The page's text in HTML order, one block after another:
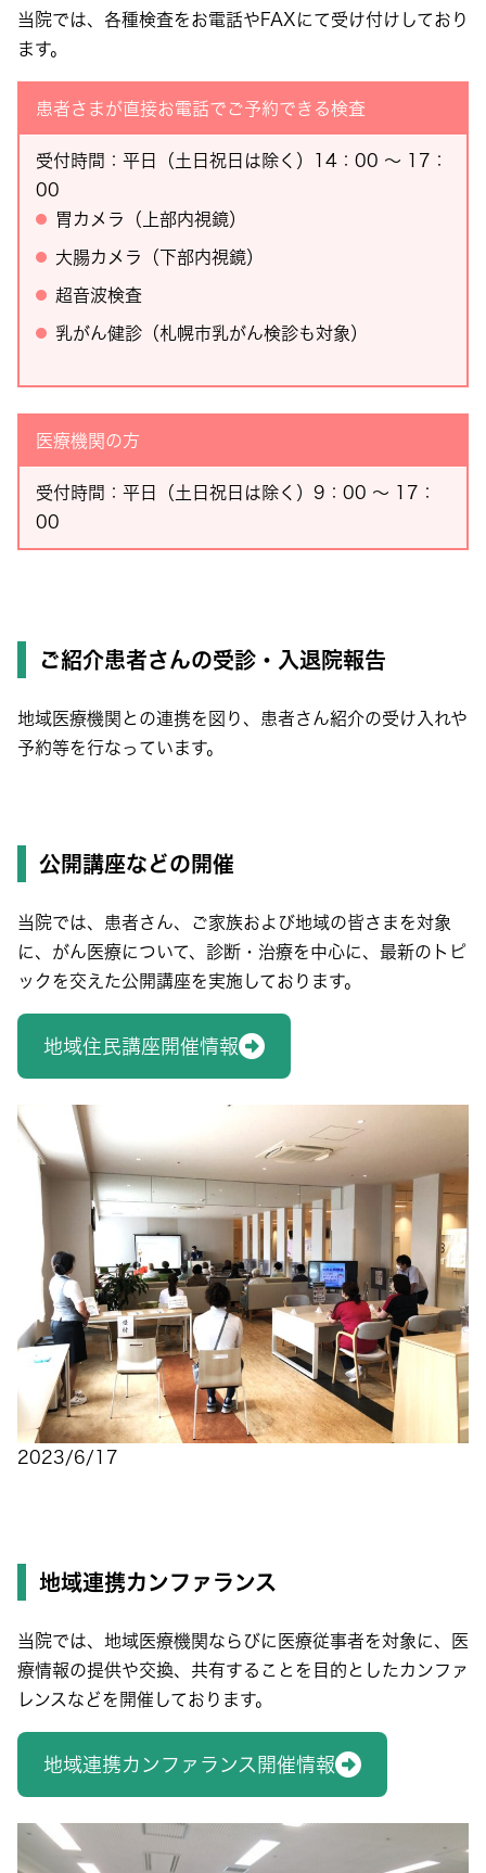
当院では、各種検査をお電話やFAXにて受け付けしており
ます。
患者さまが直接お電話でご予約できる検査
受付時間：平日（土日祝日は除く）14：00 ～ 17：
00
胃カメラ（上部内視鏡）
大腸カメラ（下部内視鏡）
超音波検査
乳がん健診（札幌市乳がん検診も対象）
医療機関の方
受付時間：平日（土日祝日は除く）9：00 ～ 17：
00
ご紹介患者さんの受診・入退院報告
地域医療機関との連携を図り、患者さん紹介の受け入れや
予約等を行なっています。
公開講座などの開催
当院では、患者さん、ご家族および地域の皆さまを対象
に、がん医療について、診断・治療を中心に、最新のトピ
ックを交えた公開講座を実施しております。
地域住民講座開催情報
2023/6/17
地域連携カンファランス
当院では、地域医療機関ならびに医療従事者を対象に、医
療情報の提供や交換、共有することを目的としたカンファ
レンスなどを開催しております。
地域連携カンファランス開催情報